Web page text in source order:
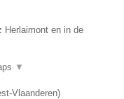
Herlaimont en in de
▼
Vlaanderen)